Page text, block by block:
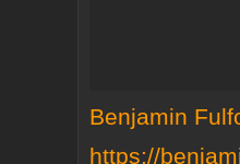
Benjamin
https://